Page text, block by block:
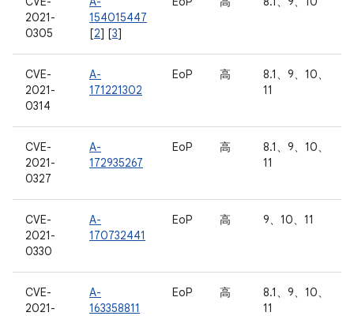
2021-
0305
154015447
[2] [3]
CVE-
2021-
0314
A-
171221302
EoP 高
8.1、9、10、
11
CVE-
2021-
0327
A-
172935267
EoP 高
8.1、9、10、
11
CVE-
2021-
0330
A-
170732441
EoP 高 9、10、11
CVE-
2021-
A-
163358811
EoP 高
8.1、9、10、
11